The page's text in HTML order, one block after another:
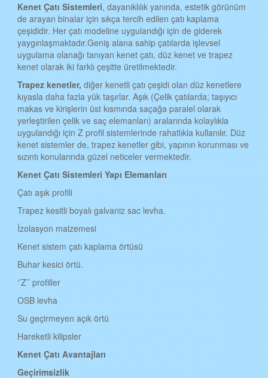
ZONGULDAK KENET ÇATI
AKSARAY KENET ÇATI
BAYBURT KENET ÇATI
KARAMAN KENET ÇATI
KIRIKKALE KENET ÇATI
BATMAN KENET ÇATI
ŞIRNAK KENET ÇATI
ARDAHAN KENET ÇATI
IĞDIR KENET ÇATI
YALOVA KENET ÇATI
KARABÜK KENET ÇATI
DÜZCE KENET ÇATI
KenetÇatıSistemleri, dayanıklılık yanında, estetik görünüm
de arayan binalar için sıkça tercih edilen çatı kaplama
çeşididir. Her çatı modeline uygulandığı için de giderek
yaygınlaşmaktadır.Geniş alana sahip çatılarda işlevsel
uygulama olanağı tanıyan kenet çatı, düz kenet ve trapez
kenet olarak iki farklı çeşitte üretilmektedir.
Trapez kenetler,diğer kenetli çatı çeşidi olan düz kenetlere
kıyasla daha fazla yük taşırlar. Aşık (Çelik çatılarda; taşıyıcı
makas ve kirişlerin üst kısmında saçağa paralel olarak
yerleştirilen çelik ve saç elemanları) aralarında kolaylıkla
uygulandığı için Z profil sistemlerinde rahatlıkla kullanılır. Düz
kenet sistemler de, trapez kenetler gibi, yapının korunması ve
sızıntı konularında güzel neticeler vermektedir.
Kenet Çatı Sistemleri Yapı Elemanları
Çatı aşık profili
Trapez kesitli boyalı galvaniz sac levha.
İzolasyon malzemesi
Kenet sistem çatı kaplama örtüsü
Buhar kesici örtü.
‘’Z’’ profiller
OSB levha
Su geçirmeyen açık örtü
Hareketli kilipsler
KenetÇatıAvantajları
Geçirimsizlik